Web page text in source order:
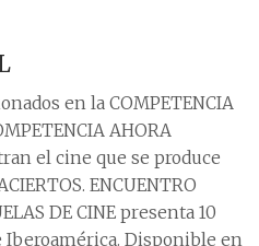
en la COMPETENCIA
AHORA
el cine que se produce
ENCUENTRO
DE CINE presenta 10
Iberoamérica. Disponible en